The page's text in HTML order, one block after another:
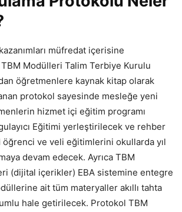
müfredat içerisine
Modülleri Talim Terbiye Kurulu
öğretmenlere kaynak kitap olarak
protokol sayesinde mesleğe yeni
hizmet içi eğitim programı
Eğitimi yerleştirilecek ve rehber
ve veli eğitimlerini okullarda yıl
devam edecek. Ayrıca TBM
(dijital içerikler) EBA sistemine entegre
ait tüm materyaller akıllı tahta
hale getirilecek. Protokol TBM